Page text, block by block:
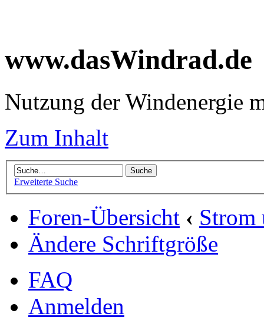
www.dasWindrad.de
Nutzung der Windenergie
Zum Inhalt
Erweiterte Suche
Foren-Übersicht ‹ Strom
Ändere Schriftgröße
FAQ
Anmelden